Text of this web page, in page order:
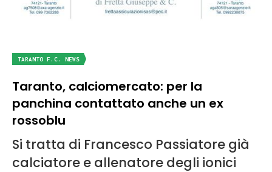
TARANTO F.C. NEWS
Taranto, calciomercato: per la
panchina contattato anche un ex
rossoblu
Si tratta di Francesco Passiatore già
calciatore e allenatore degli ionici